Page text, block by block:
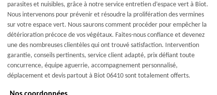
parasites et nuisibles, grâce à notre service entretien d’espace vert à Biot.
Nous intervenons pour prévenir et résoudre la prolifération des vermines
sur votre espace vert. Nous saurons comment procéder pour empêcher la
détérioration précoce de vos végétaux. Faites-nous confiance et devenez
une des nombreuses clientèles qui ont trouvé satisfaction. Intervention
garantie, conseils pertinents, service client adapté, prix défiant toute
concurrence, équipe aguerrie, accompagnement personnalisé,
déplacement et devis partout à Biot 06410 sont totalement offerts.